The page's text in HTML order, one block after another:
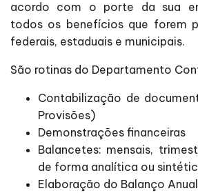
acordo com o porte da sua
todos os benefícios que forem
federais, estaduais e municipais.
São rotinas do Departamento
Contabilização de
Provisões)
Demonstrações financeiras
Balancetes: mensais,
de forma analítica ou
Elaboração do Balanço